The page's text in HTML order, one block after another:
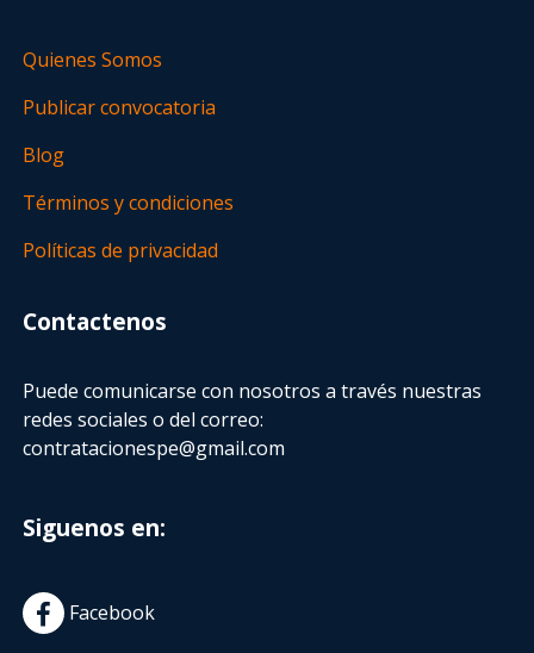
Quienes Somos
Publicar convocatoria
Blog
Términos y condiciones
Políticas de privacidad
Contactenos
Puede comunicarse con nosotros a través nuestras
redes sociales o del correo:
contratacionespe@gmail.com
Siguenos en:
Facebook